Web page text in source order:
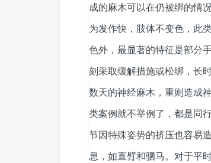
成的麻木可以在仍被绑的情
为发作快，肢体不变色，此
色外，最显著的特征是部分
刻采取缓解措施或松绑，长
数天的神经麻木，重则造成
类案例就不举例了，都是同
节因特殊姿势的挤压也容易
息，如直臂和驷马。对于平